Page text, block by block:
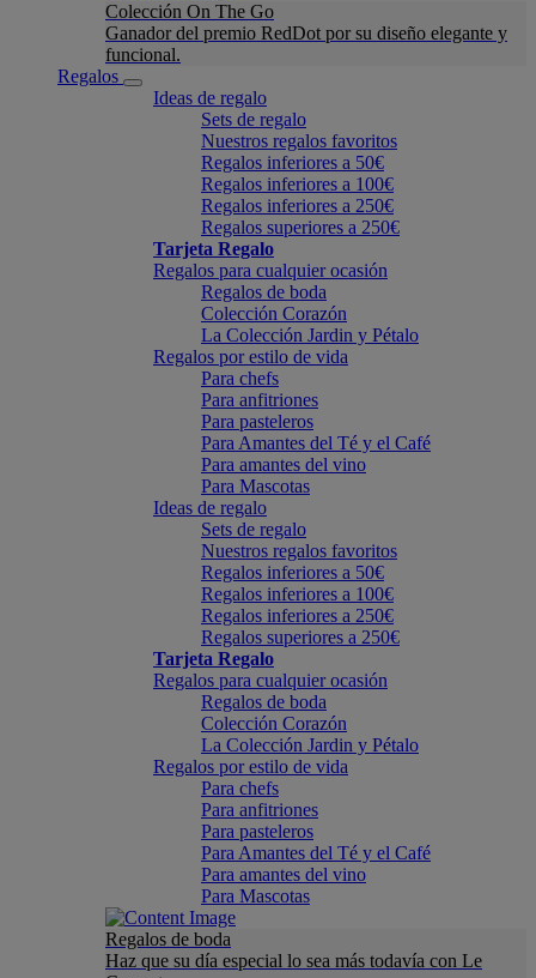
Colección On The Go
Ganador del premio RedDot por su diseño elegante y
funcional.
Regalos
Ideas de regalo
Sets de regalo
Nuestros regalos favoritos
Regalos inferiores a 50€
Regalos inferiores a 100€
Regalos inferiores a 250€
Regalos superiores a 250€
Tarjeta Regalo
Regalos para cualquier ocasión
Regalos de boda
Colección Corazón
La Colección Jardin y Pétalo
Regalos por estilo de vida
Para chefs
Para anfitriones
Para pasteleros
Para Amantes del Té y el Café
Para amantes del vino
Para Mascotas
Ideas de regalo
Sets de regalo
Nuestros regalos favoritos
Regalos inferiores a 50€
Regalos inferiores a 100€
Regalos inferiores a 250€
Regalos superiores a 250€
Tarjeta Regalo
Regalos para cualquier ocasión
Regalos de boda
Colección Corazón
La Colección Jardin y Pétalo
Regalos por estilo de vida
Para chefs
Para anfitriones
Para pasteleros
Para Amantes del Té y el Café
Para amantes del vino
Para Mascotas
Regalos de boda
Haz que su día especial lo sea más todavía con Le